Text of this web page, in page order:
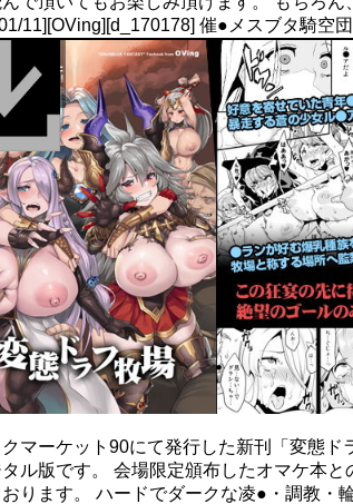
11][OVing][d_170178] 催●メスブタ騎空
マーケット90にて発行した新刊「変態ド
ル版です。 会場限定頒布したオマケ本と
ります。 ハードでダークな凌●・調教・